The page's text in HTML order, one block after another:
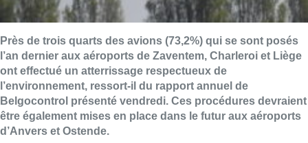
Près de trois quarts des avions (73,2%) qui se sont posés
l’an dernier aux aéroports de Zaventem, Charleroi et Liège
ont effectué un atterrissage respectueux de
l’environnement, ressort-il du rapport annuel de
Belgocontrol présenté vendredi. Ces procédures devraient
être également mises en place dans le futur aux aéroports
d’Anvers et Ostende.